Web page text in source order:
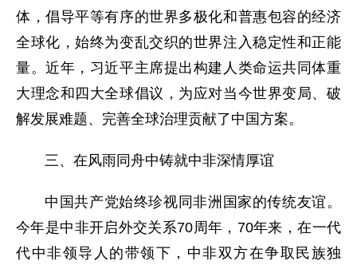
体，倡导平等有序的世界多极化和普惠包容的经济
全球化，始终为变乱交织的世界注入稳定性和正能
量。近年，习近平主席提出构建人类命运共同体重
大理念和四大全球倡议，为应对当今世界变局、破
解发展难题、完善全球治理贡献了中国方案。
三、在风雨同舟中铸就中非深情厚谊
中国共产党始终珍视同非洲国家的传统友谊。
今年是中非开启外交关系70周年，70年来，在一代
代中非领导人的带领下，中非双方在争取民族独